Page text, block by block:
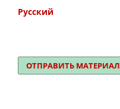
Русский
ОТПРАВИТЬ МАТЕРИАЛ